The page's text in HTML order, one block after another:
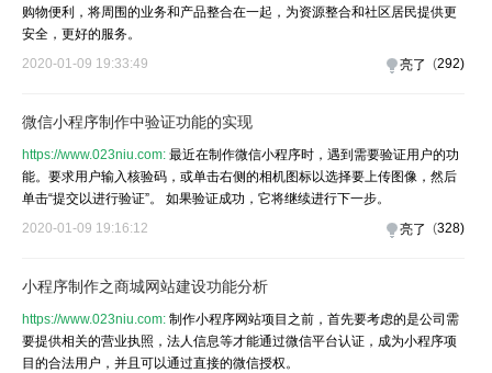
购物便利，将周围的业务和产品整合在一起，为资源整合和社区居民提供更
安全，更好的服务。
2020-01-09 19:33:49
)
292
(
亮了
微信小程序制作中验证功能的实现
https://www.023niu.com: 最近在制作微信小程序时，遇到需要验证用户的功
能。要求用户输入核验码，或单击右侧的相机图标以选择要上传图像，然后
单击“提交以进行验证”。 如果验证成功，它将继续进行下一步。
2020-01-09 19:16:12
)
328
(
亮了
小程序制作之商城网站建设功能分析
https://www.023niu.com: 制作小程序网站项目之前，首先要考虑的是公司需
要提供相关的营业执照，法人信息等才能通过微信平台认证，成为小程序项
目的合法用户，并且可以通过直接的微信授权。